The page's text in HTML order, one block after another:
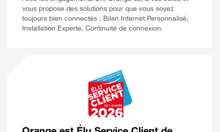
vous propose des solutions pour que vous soyez
toujours bien connectés : Bilan Internet Personnalisé,
Installation Experte, Continuité de connexion.